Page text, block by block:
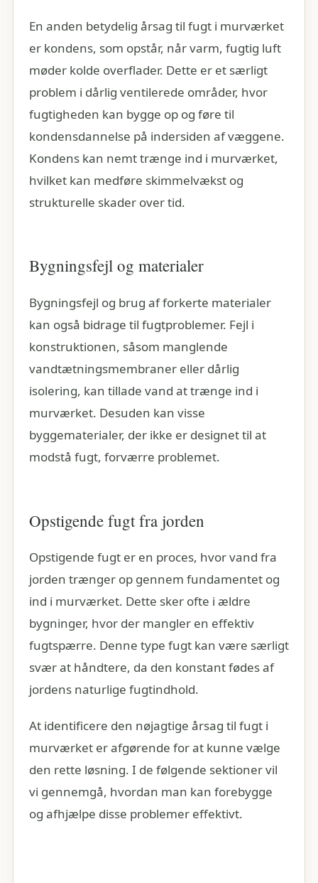
En anden betydelig årsag til fugt i murværket
er kondens, som opstår, når varm, fugtig luft
møder kolde overflader. Dette er et særligt
problem i dårlig ventilerede områder, hvor
fugtigheden kan bygge op og føre til
kondensdannelse på indersiden af væggene.
Kondens kan nemt trænge ind i murværket,
hvilket kan medføre skimmelvækst og
strukturelle skader over tid.
Bygningsfejl og materialer
Bygningsfejl og brug af forkerte materialer
kan også bidrage til fugtproblemer. Fejl i
konstruktionen, såsom manglende
vandtætningsmembraner eller dårlig
isolering, kan tillade vand at trænge ind i
murværket. Desuden kan visse
byggematerialer, der ikke er designet til at
modstå fugt, forværre problemet.
Opstigende fugt fra jorden
Opstigende fugt er en proces, hvor vand fra
jorden trænger op gennem fundamentet og
ind i murværket. Dette sker ofte i ældre
bygninger, hvor der mangler en effektiv
fugtspærre. Denne type fugt kan være særligt
svær at håndtere, da den konstant fødes af
jordens naturlige fugtindhold.
At identificere den nøjagtige årsag til fugt i
murværket er afgørende for at kunne vælge
den rette løsning. I de følgende sektioner vil
vi gennemgå, hvordan man kan forebygge
og afhjælpe disse problemer effektivt.